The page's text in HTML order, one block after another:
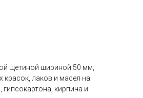
щетиной шириной 50 мм,
лаков и масел на
гипсокартона, кирпича и